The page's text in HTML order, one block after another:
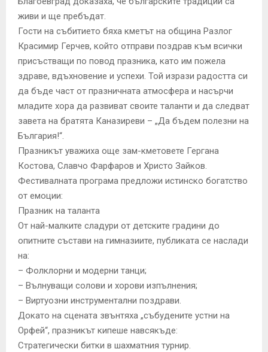
живи и ще пребъдат.
Гости на събитието бяха кметът на община Разлог
Красимир Герчев, който отправи поздрав към всички
присъстващи по повод празника, като им пожела
здраве, вдъхновение и успехи. Той изрази радостта си
да бъде част от празничната атмосфера и насърчи
младите хора да развиват своите таланти и да следват
завета на братята Каназиреви – „Да бъдем полезни на
България!“.
Празникът уважиха още зам-кметовете Гергана
Костова, Славчо Фарфаров и Христо Зайков.
Фестивалната програма предложи истинско богатство
от емоции:
Празник на таланта
От най-малките сладури от детските градини до
опитните състави на гимназиите, публиката се наслади
на:
– Фолклорни и модерни танци;
– Вълнуващи солови и хорови изпълнения;
– Виртуозни инструментални поздрави.
Докато на сцената звънтяха „събудените устни на
Орфей“, празникът кипеше навсякъде:
Стратегически битки в шахматния турнир.